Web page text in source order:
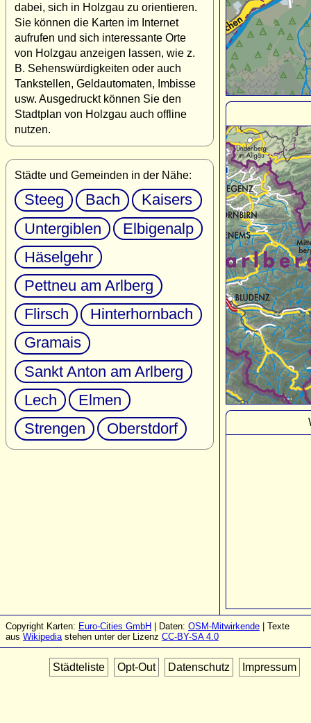
dabei, sich in Holzgau zu orientieren.
Sie können die Karten im Internet
aufrufen und sich interessante Orte
von Holzgau anzeigen lassen, wie z.
B. Sehenswürdigkeiten oder auch
Tankstellen, Geldautomaten, Imbisse
usw. Ausgedruckt können Sie den
Stadtplan von Holzgau auch offline
nutzen.
Städte und Gemeinden in der Nähe:
Steeg Bach
Kaisers
Untergiblen
Elbigenalp
Häselgehr
Pettneu am Arlberg
Flirsch
Hinterhornbach
Gramais
Sankt Anton am Arlberg
Lech
Elmen
Strengen
Oberstdorf
Copyright Karten: Euro-Cities GmbH | Daten: OSM-Mitwirkende | Texte
aus Wikipediastehen unter der Lizenz CC-BY-SA 4.0
Städteliste Opt-Out Datenschutz Impressum